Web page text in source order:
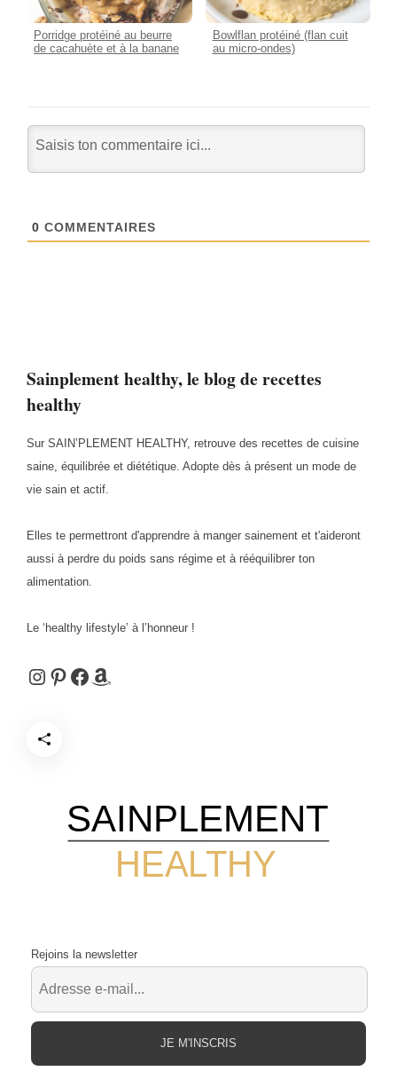
Sainplement healthy, le blog de recettes
healthy
Sur SAIN’PLEMENT HEALTHY, retrouve des recettes de cuisine
saine, équilibrée et diététique. Adopte dès à présent un mode de
vie sain et actif.
Elles te permettront d'apprendre à manger sainement et t'aideront
aussi à perdre du poids sans régime et à rééquilibrer ton
alimentation.
Le ‘healthy lifestyle’ à l’honneur !
Instagram
Pinterest
Facebook
Amazon
Porridge protéiné au beurre
de cacahuète et à la banane
Bowlflan protéiné (flan cuit
au micro-ondes)
0 COMMENTAIRES
HEALTHY
SAINPLEMENT
Rejoins la newsletter
JE M'INSCRIS